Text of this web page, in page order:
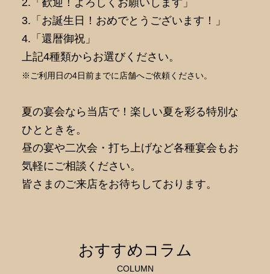
3.「お誕生日！おめでとうございます！」
4.「還暦御祝」
上記4種類からお選びください。
※ご利用日の4日前までに店舗へご依頼ください。
夏の宴会なら当店で！楽しい夏を彩る特別な
ひとときを。
昼の宴や二次会・打ち上げなど各種宴会もお
気軽にご相談ください。
皆さまのご来店をお待ちしております。
おすすめコラム
COLUMN